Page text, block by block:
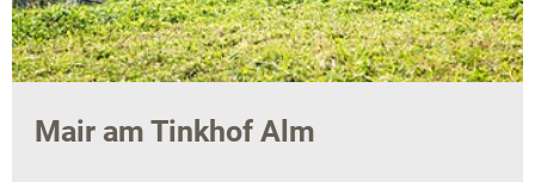
Mair am Tinkhof Alm